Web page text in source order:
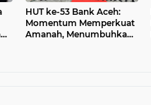
HUT ke-53 Bank Aceh:
Momentum Memperkuat
Amanah, Menumbuhkan